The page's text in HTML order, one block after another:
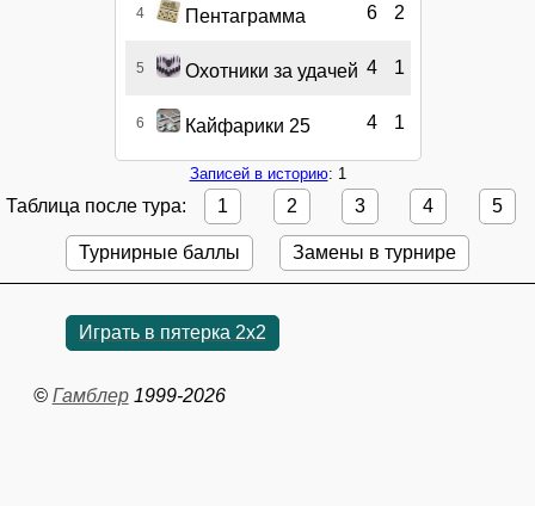
4 Пентаграмма 6 2
5 Охотники за удачей 4 1
6 Кайфарики 25 4 1
Записей в историю: 1
Таблица после тура: 1 2 3 4 5
Турнирные баллы Замены в турнире
Играть в пятерка 2x2
© Гамблер1999-2026